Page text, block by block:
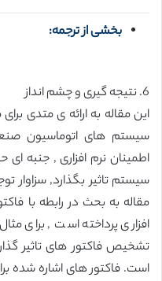
بخشی از ترجمه:
6. نتیجه گیری و چشم انداز
این مقاله به ارائه ی متدی
سیستم های اتوماسیون
اطمینان نرم افزاری , جنبه
سیستم تاثیر بگذارد, سزاوار
مقاله به بحث در رابطه با
افزاری پرداخته است , برای
تشخیص فاکتور های تاثیر
است. فاکتور های اشاره شده